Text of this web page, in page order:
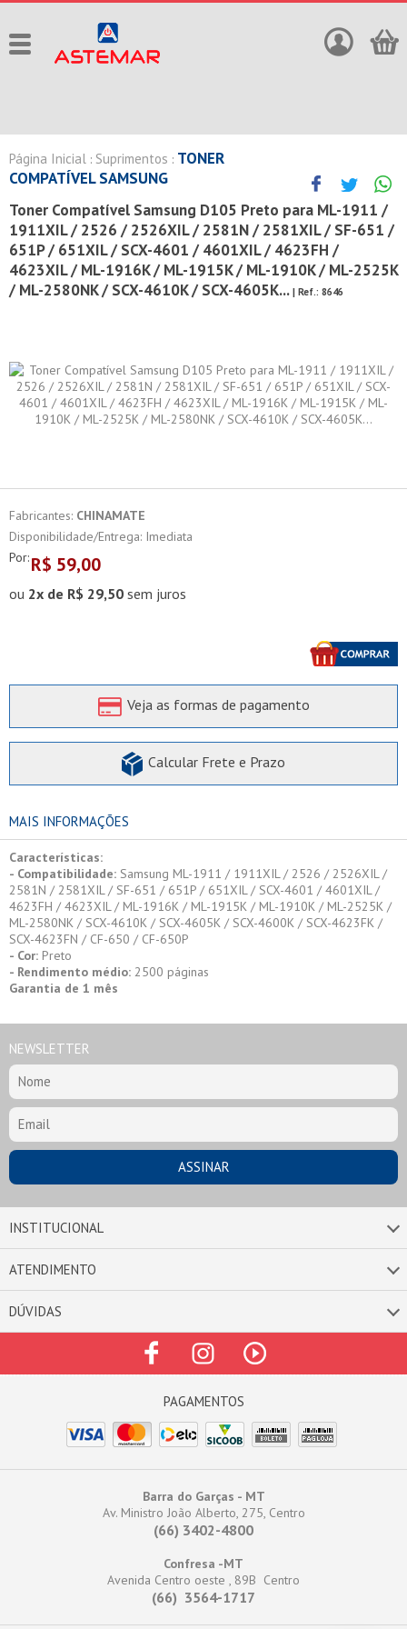
Página Inicial : Suprimentos : TONER
COMPATÍVEL SAMSUNG
Toner Compatível Samsung D105 Preto para ML-1911 /
1911XIL / 2526 / 2526XIL / 2581N / 2581XIL / SF-651 /
651P / 651XIL / SCX-4601 / 4601XIL / 4623FH /
4623XIL / ML-1916K / ML-1915K / ML-1910K / ML-2525K
/ ML-2580NK / SCX-4610K / SCX-4605K... | Ref.: 8646
Fabricantes: CHINAMATE
Disponibilidade/Entrega: Imediata
Por:R$ 59,00
ou 2x de R$ 29,50 sem juros
Veja as formas de pagamento
Calcular Frete e Prazo
MAIS INFORMAÇÕES
Características:
- Compatibilidade: Samsung ML-1911 / 1911XIL / 2526 / 2526XIL /
2581N / 2581XIL / SF-651 / 651P / 651XIL / SCX-4601 / 4601XIL /
4623FH / 4623XIL / ML-1916K / ML-1915K / ML-1910K / ML-2525K /
ML-2580NK / SCX-4610K / SCX-4605K / SCX-4600K / SCX-4623FK /
SCX-4623FN / CF-650 / CF-650P
- Cor: Preto
- Rendimento médio: 2500 páginas
Garantia de 1 mês
NEWSLETTER
INSTITUCIONAL
ATENDIMENTO
DÚVIDAS
Barra do Garças - MT
Av. Ministro João Alberto, 275, Centro
(66) 3402-4800
Confresa -MT
Avenida Centro oeste , 89B Centro
(66) 3564-1717